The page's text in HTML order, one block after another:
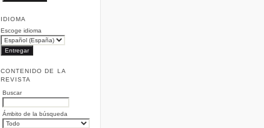
IDIOMA
Escoge idioma
CONTENIDO DE LA
REVISTA
Buscar
Ámbito de la búsqueda